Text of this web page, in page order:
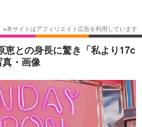
その他
恵との身長に驚き「私より17c
・画像